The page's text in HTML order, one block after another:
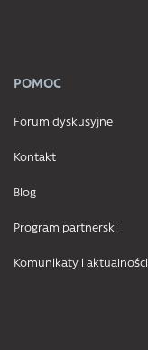
POMOC
Forum dyskusyjne
Kontakt
Blog
Program partnerski
Komunikaty i aktualności